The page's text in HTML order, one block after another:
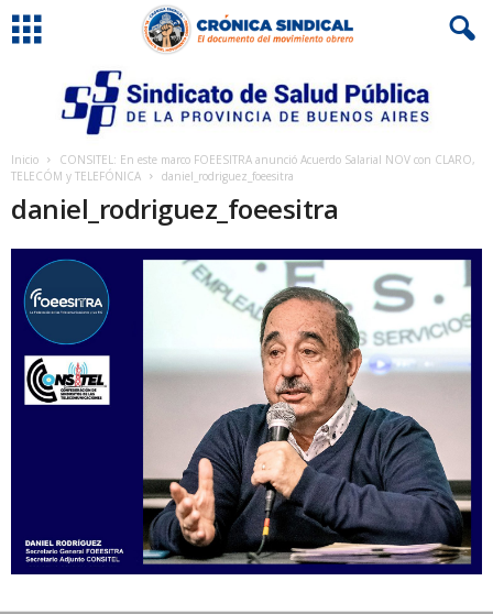
Inicio
CONSITEL: En este marco FOEESITRA anunció Acuerdo Salarial NOV con CLARO,
TELECÓM y TELEFÓNICA
daniel_rodriguez_foeesitra
daniel_rodriguez_foeesitra